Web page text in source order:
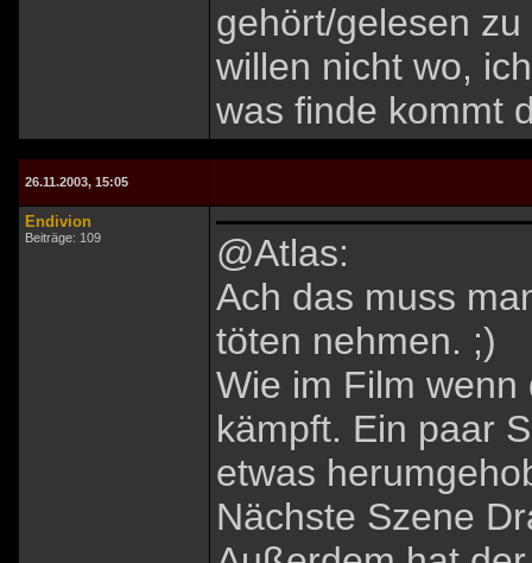
gehört/gelesen
willen nicht wo,
was finde kommt
26.11.2003, 15:05
Endivion
Beiträge: 109
@Atlas:
Ach das muss
töten nehmen. ;)
Wie im Film
kämpft. Ein paar
etwas
Nächste Szene